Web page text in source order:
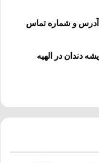
و شماره تماس
دندان در الهیه